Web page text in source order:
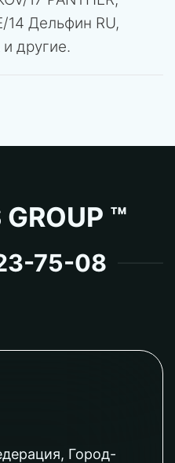
14 Дельфин RU,
и другие.
™
75-08
Город-